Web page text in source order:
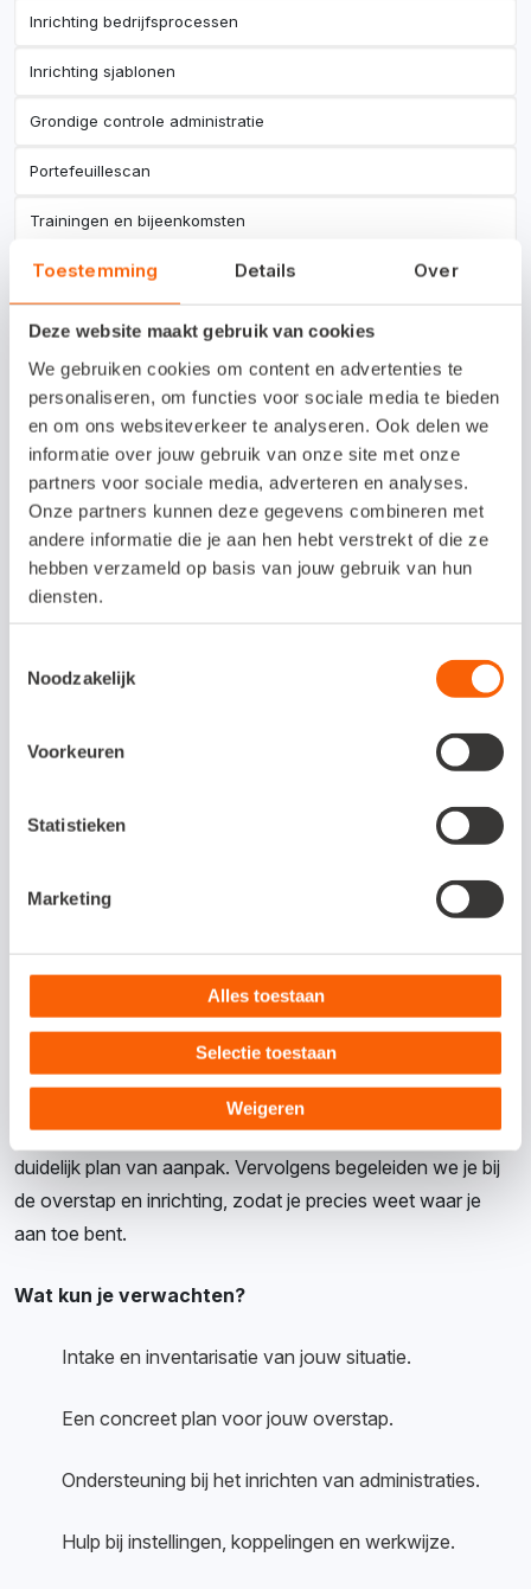
Toestemming Details Over
Deze website maakt gebruik van cookies
We gebruiken cookies om content en advertenties te
personaliseren, om functies voor sociale media te bieden
en om ons websiteverkeer te analyseren. Ook delen we
informatie over jouw gebruik van onze site met onze
partners voor sociale media, adverteren en analyses.
Onze partners kunnen deze gegevens combineren met
andere informatie die je aan hen hebt verstrekt of die ze
hebben verzameld op basis van jouw gebruik van hun
diensten.
Noodzakelijk
Voorkeuren
Statistieken
Marketing
Alles toestaan
Selectie toestaan
Weigeren
Inrichting bedrijfsprocessen
Inrichting sjablonen
Grondige controle administratie
Portefeuillescan
Trainingen en bijeenkomsten
Werkplekbegeleiding
Aanbieden van werkplekken
Overstapservice
Overstappen naar Snelstart met meerdere administraties?
We helpen je daar stap voor stap bij.
Samen brengen we jouw situatie in kaart en maken we een
duidelijk plan van aanpak. Vervolgens begeleiden we je bij
de overstap en inrichting, zodat je precies weet waar je
aan toe bent.
Wat kun je verwachten?
Intake en inventarisatie van jouw situatie.
Een concreet plan voor jouw overstap.
Ondersteuning bij het inrichten van administraties.
Hulp bij instellingen, koppelingen en werkwijze.